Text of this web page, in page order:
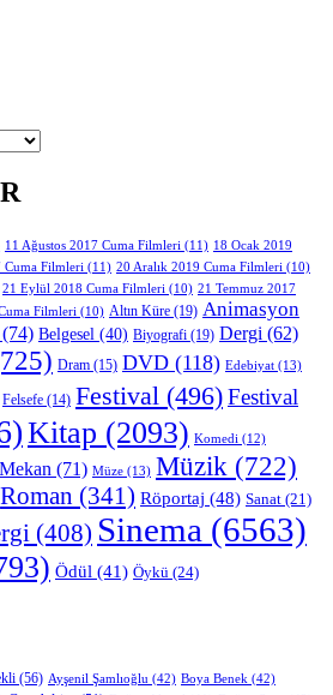
11 Ağustos 2017 Cuma Filmleri (11) 18 Ocak 2019
Cuma Filmleri (11) 20 Aralık 2019 Cuma Filmleri (10)
21 Eylül 2018 Cuma Filmleri (10) 21 Temmuz 2017
Filmleri (10) Altın Küre (19) Animasyon
(74) Belgesel (40) Biyografi (19) Dergi (62)
Dram (15) DVD (118) Edebiyat (13)
Felsefe (14) Festival (496)Festival
Kitap (2093) Komedi (12)
Mekan (71) Müze (13) Müzik (722)
Roman (341) Röportaj (48) Sanat (21)
(408) Sinema (6563)
Ödül (41) Öykü (24)
(56) Ayşenil Şamlıoğlu (42) Boya Benek (42)